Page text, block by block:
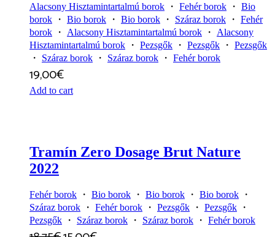
Alacsony Hisztamintartalmú borok ・ Fehér borok ・ Bio
borok ・ Bio borok ・ Bio borok ・ Száraz borok ・ Fehér
borok ・ Alacsony Hisztamintartalmú borok ・ Alacsony
Hisztamintartalmú borok ・ Pezsgők ・ Pezsgők ・ Pezsgők
・ Száraz borok ・ Száraz borok ・ Fehér borok
19,00€
Add to cart
Tramín Zero Dosage Brut Nature
2022
Fehér borok ・ Bio borok ・ Bio borok ・ Bio borok ・
Száraz borok ・ Fehér borok ・ Pezsgők ・ Pezsgők ・
Pezsgők ・ Száraz borok ・ Száraz borok ・ Fehér borok